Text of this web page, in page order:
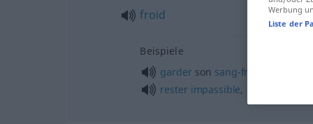
froid
Beispiele
garderson sang-froid
rester impassible,
Werbung
Liste der